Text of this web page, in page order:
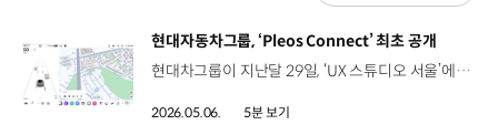
[동영상]
현대자동차그룹, ‘Pleos Connect’ 최초 공개
현대차그룹이 지난달 29일, ‘UX 스튜디오 서울’에서 ‘Pleos Connect 미디어 데이’를 열고 5월 선보일 차세대 인포테인먼트 시스템 ‘Pleos Connect’를 최초 공개했습니다. ‘Pleos Connect’는 지난해 현대차그룹이 개발자 콘퍼런스인 ‘Pleos 25’에서 공개한 연구개발 버전의 양산 모델로, 그룹 SDV 체제 전환의 첫 결과물입니다. 이종원 전무 / 현대차·기아 FeatureCCS사업부오늘 소개해 드릴 ‘Pleos Connect’는 현대차그룹의 미래 모빌리티를 향한 핵심 비전입니다. 그동안 하드웨어 중심으로 정의되어 온 자동차 산업은 이른바 SDV 시대로 빠르게 전환되고 있습니다. 현대차그룹의 목표는 차량이 판매시점의 가치에 머무르지 않도록 구매 이후에도 제품의 가치와 사용자 경험 그리고 안전과 품질을 지속적으로 향상시키는 것입니다. ‘Pleos Connect’는 직관성·안전성·개방성이라는 개발 철학을 바탕으로 ‘대화면·슬림 디스플레이’, AI 기반 음성 어시스턴트 ‘Gleo AI’, 개방형 앱 마켓 등을 적용해 차량을 스마트 디바이스처럼 이용할 수 있도록 했는데요. 김창섭 책임연구원 / 현대차·기아 UX전략팀‘Pleos Connect’는 모든 사용자가 편리하게 사용할 수 있도록 UX 레이아웃 전반에 걸쳐 심플하고 일관된 디자인을 적용했습니다. 운전자 행동 데이터를 기반으로 정보 우선순위를 정해 중요한 정보들을 쉽게 확인할 수 있도록 운전자와 가까운 위치에 배치하였습니다. 구체적으로 중앙 대화면 디스플레이는 기능에 따라 크게 두 영역으로 나눠 차량 상태 확인·제어와 다양한 앱 서비스를 제공하고 운전석 전방에는 슬림 디스플레이를 배치해 주행 중 시선 분산 없이 핵심 정보를 확인할 수 있습니다. 또한 대화면 터치스크린 버튼 외에 물리 버튼을 함께 적용해 주행 중에도 손쉽게 차량을 제어할 수 있도록 했습니다. 현대차그룹은 복잡성을 줄이고 직관성을 높인 ‘Pleos Connect 내비게이션’ 적용을 통해 운전자가 보다 쉽고 안전하게 내비게이션 기능을 이용할 수 있도록 했는데요. 기존 내비게이션 빅데이터를 분석해 사용 빈도가 높은 핵심 기능을 중심으로 화면과 메뉴 레이아웃을 재구성했습니다. 기존의 고정된 화면이 아닌 운전자가 화면을 자유롭게 구성할 수 있도록 하고 전체 지도 데이터를 다운받는 방식이 아닌 내 차 주변이나 목적지 경로만 실시간으로 자동 업데이트를 할 수 있는 온라인 내비게이션을 적용해 보다 빠르고 간편하게 최신 정보를 전달하게 됩니다. 윤한나 연구원 / 현대차·기아 내비게이션개발팀내비게이션은 전국에서 운행 중인 수백만 대 차량에서 수집되는 실시간 교통 데이터를 활용해서 가장 정확하고 빠른 경로를 제안합니다. 차량 제원, 배터리 충전량 그리고 온도 등을 복합적으로 고려해서 목적지까지의 주행 가능 여부를 판단하고 향후에는 교통 데이터와 연계해서 다양한 도로 상황 변화들을 보다 정확하게 안내하는 기능도 검토 중에 있습니다. 아울러 AI 에이전트 ‘Gleo AI’는 대규모 언어 모델 기반으로 개발돼 고도화된 음성 명령을 수행할 수 있는데요. 이종호 TL / 42dot Gleo AI Group‘Gleo AI’는 옆에 동승한 사람처럼 대화하고 사용자의 의도를 이해하고 주변 환경과 차량 상태를 종합적으로 판단해 상황에 따라 적절한 동작을 능동적으로 수행합니다. 속초관광수산시장 주차장을 목적지로 설정할게요. Gleo, 거기 가서 뭐 하면 좋을까? 근처 속초등대와 영금정 해돋이 정자에서 멋진 바다 풍경과 해돋이를 감상해 보세요. 이 밖에도 개방형 앱 마켓을 통해 음악, 영상 등 다양한 외부 앱 서비스를 차량 안에서 즐길 수 있으며 향후 게임, 엔터테인먼트, 차량 관리 등으로 서비스를 확대할 예정입니다. 이종원 전무 / 현대차·기아 FeatureCCS사업부‘Pleos Connect’를 통해 현대차그룹의 고객분들은 Gleo AI, 개방형 앱마켓과 같은 기능을 편리하게 사용하고 미래 모빌리티 확장 가능성을 보다 생생하게 체감할 수 있을 것입니다. 현대차그룹은 ‘Pleos Connect’를 5월 출시 예정인 ‘더 뉴 그랜저’에 첫 적용하고, 2030년까지 글로벌 시장에서 약 2천만 대의 차량에 확대 적용할 계획입니다.
2026.05.06. 5분 보기